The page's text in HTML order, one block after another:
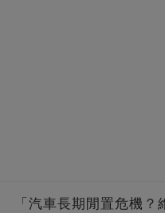
「汽車長期閒置危機